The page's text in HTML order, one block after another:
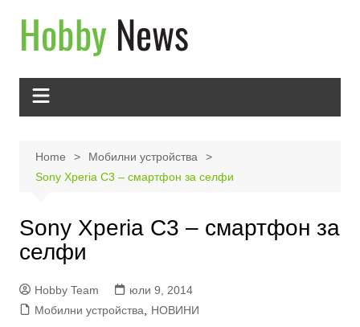
content
Home
Мобилни устройства
Sony Xperia C3 – смартфон за селфи
Sony Xperia C3 – смартфон за
селфи
Hobby Team
юли 9, 2014
Мобилни устройства
НОВИНИ